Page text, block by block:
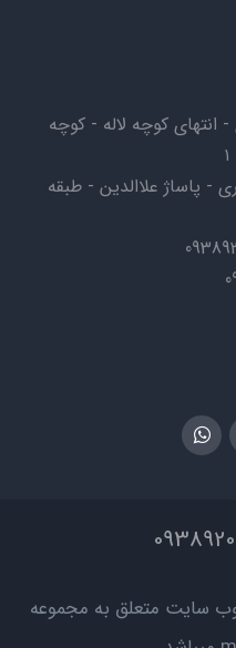
انتهای کوچه لاله - کوچه
- پاساژ علاالدین - طبقه
سایت متعلق به مجموعه